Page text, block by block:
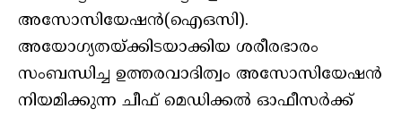
അസോസിയേഷന്‍(ഐഒസി).
അയോഗ്യതയ്ക്കിടയാക്കിയ ശരീരഭാരം
സംബന്ധിച്ച ഉത്തരവാദിത്വം അസോസിയേഷന്‍
നിയമിക്കുന്ന ചീഫ് മെഡിക്കല്‍ ഓഫീസര്‍ക്ക്